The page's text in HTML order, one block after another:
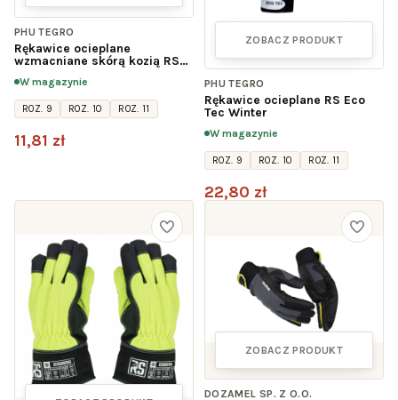
PHU TEGRO
Rękawice ocieplane
wzmacniane skórą kozią RS
W magazynie
ROZ. 9 ROZ. 10 ROZ. 11
11,81 zł
ZOBACZ PRODUKT
PHU TEGRO
Rękawice ocieplane RS Eco
Tec Winter
W magazynie
ROZ. 9 ROZ. 10 ROZ. 11
22,80 zł
ZOBACZ PRODUKT
DOZAMEL SP. Z O.O.